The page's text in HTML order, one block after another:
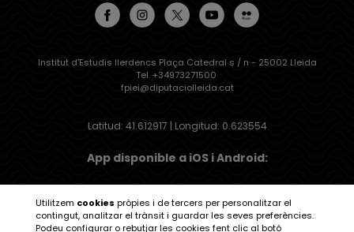
Institut d'Estudis Ilerdencs Plaça Catedral s / n - 25002 Lleida
Tel. +34973271500
fpiei@diputaciolleida.cat
Latitud: 41.612917 | Longitud: 0.623554
App disponible a iOS i Android:
Utilitzem cookies pròpies i de tercers per personalitzar el
contingut, analitzar el trànsit i guardar les seves preferències.
Podeu configurar o rebutjar les cookies fent clic al botó